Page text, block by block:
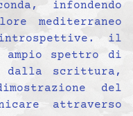
infondendo
mediterraneo
introspettive. il
ampio spettro di
dalla scrittura,
del
attraverso